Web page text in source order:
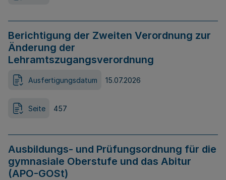
Berichtigung der Zweiten Verordnung zur
Änderung der
Lehramtszugangsverordnung
Ausfertigungsdatum 15.07.2026
Seite 457
Ausbildungs- und Prüfungsordnung für die
gymnasiale Oberstufe und das Abitur
(APO-GOSt)